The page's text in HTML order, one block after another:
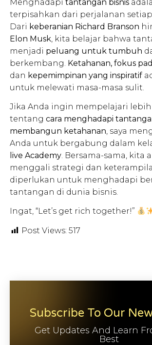
Menghadapi tantangan bisnis
terpisahkan dari perjalanan
Dari keberanian Richard Branson
Elon Musk , kita belajar bahwa
menjadi peluang untuk tumbuh
berkembang. Ketahanan, fokus
dan kepemimpinan yang inspiratif
untuk melewati masa-masa sulit.
Jika Anda ingin mempelajari
tentang cara menghadapi
membangun ketahanan, saya
Anda untuk bergabung dalam
live Academy. Bersama-sama, kita
menggali strategi dan
diperlukan untuk menghadapi
tantangan di dunia bisnis.
Ingat, “Let’s get rich together!”
Post Views: 517
Subscribe To Our
Get Updates And Learn
Best